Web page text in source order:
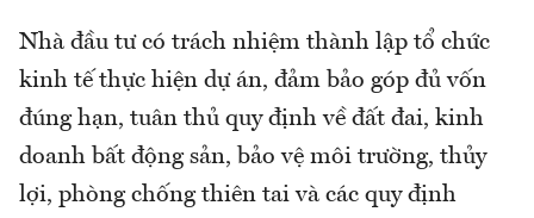
Nhà đầu tư có trách nhiệm thành lập tổ chức
kinh tế thực hiện dự án, đảm bảo góp đủ vốn
đúng hạn, tuân thủ quy định về đất đai, kinh
doanh bất động sản, bảo vệ môi trường, thủy
lợi, phòng chống thiên tai và các quy định